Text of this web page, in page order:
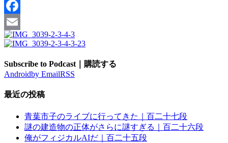
Pinterest
Facebook
Email
Subscribe to Podcast｜購読する
Androidby EmailRSS
最近の投稿
青葉市子のライブに行ってきた｜百二十七段
謎の建造物の正体がさらに謎すぎる｜百二十六段
俺がフィジカルAIだ｜百二十五段